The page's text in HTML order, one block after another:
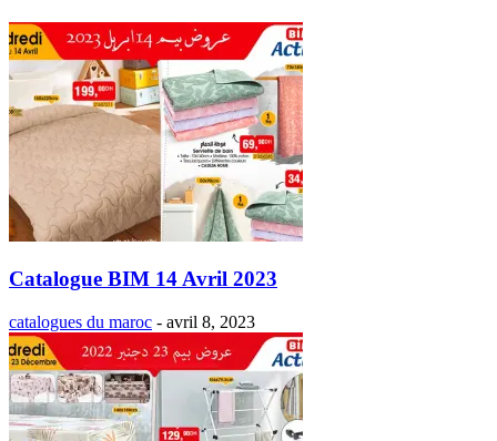
Catalogue BIM 14 Avril 2023
catalogues du maroc - avril 8, 2023